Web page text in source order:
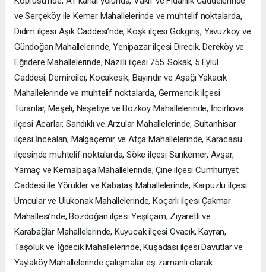
ve Serçeköy ile Kemer Mahallelerinde ve muhtelif noktalarda,
Didim ilçesi Aşık Caddesi’nde, Köşk ilçesi Gökgiriş, Yavuzköy ve
Gündoğan Mahallelerinde, Yenipazar ilçesi Direcik, Dereköy ve
Eğridere Mahallelerinde, Nazilli ilçesi 755. Sokak, 5 Eylül
Caddesi, Demirciler, Kocakesik, Bayındır ve Aşağı Yakacık
Mahallelerinde ve muhtelif noktalarda, Germencik ilçesi
Turanlar, Meşeli, Neşetiye ve Bozköy Mahallelerinde, İncirliova
ilçesi Acarlar, Sandıklı ve Arzular Mahallelerinde, Sultanhisar
ilçesi İncealan, Malgaçemir ve Atça Mahallelerinde, Karacasu
ilçesinde muhtelif noktalarda, Söke ilçesi Sarıkemer, Avşar,
Yamaç ve Kemalpaşa Mahallelerinde, Çine ilçesi Cumhuriyet
Caddesi ile Yörükler ve Kabataş Mahallelerinde, Karpuzlu ilçesi
Umcular ve Ulukonak Mahallelerinde, Koçarlı ilçesi Çakmar
Mahallesi’nde, Bozdoğan ilçesi Yeşilçam, Ziyaretli ve
Karabağlar Mahallelerinde, Kuyucak ilçesi Ovacık, Kayran,
Taşoluk ve İğdecik Mahallelerinde, Kuşadası ilçesi Davutlar ve
Yaylaköy Mahallelerinde çalışmalar eş zamanlı olarak